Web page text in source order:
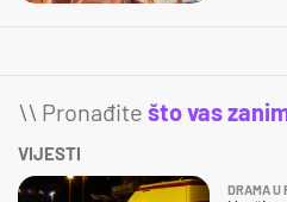
\\ Pronađite što vas
VIJESTI
DRAMA U